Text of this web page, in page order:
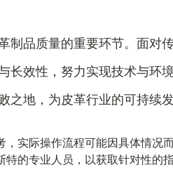
制品质量的重要环节。面对
长效性，努力实现技术与环
之地，为皮革行业的可持续发
实际操作流程可能因具体情况
特的专业人员，以获取针对性